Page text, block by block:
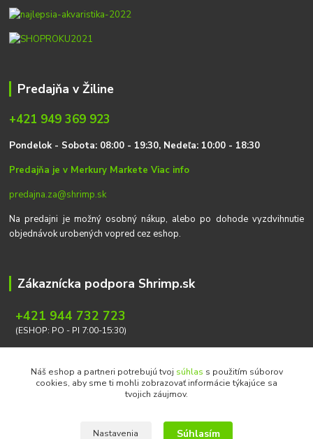
Predajňa v Žiline
+421 949 369 923
Pondelok - Sobota: 08:00 - 19:30, Nedeľa: 10:00 - 18:30
Predajňa je v Merkury MarketeViac info
predajna.za@shrimp.sk
Na predajni je možný osobný nákup, alebo po dohode vyzdvihnutie
objednávok urobených vopred cez eshop.
Zákaznícka podpora Shrimp.sk
+421 944 732 723
(ESHOP: PO - PI 7:00-15:30)
Náš eshop a partneri potrebujú tvoj súhlas s použitím súborov
cookies, aby sme ti mohli zobrazovať informácie týkajúce sa
tvojich záujmov.
Nastavenia Súhlasím